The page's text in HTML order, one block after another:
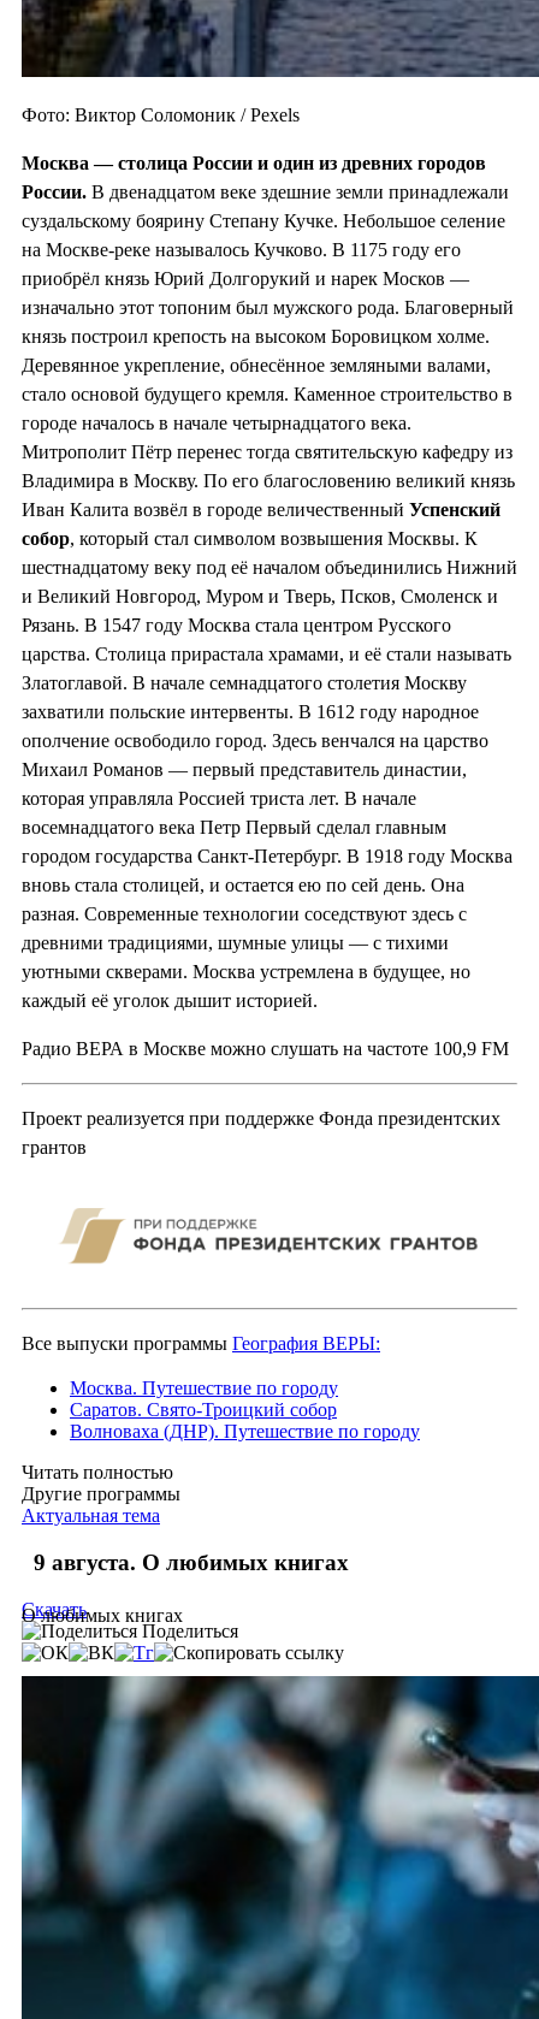
Фото: Виктор Соломоник / Pexels
Москва — столица России и один из древних городов
России. В двенадцатом веке здешние земли принадлежали
суздальскому боярину Степану Кучке. Небольшое селение
на Москве-реке называлось Кучково. В 1175 году его
приобрёл князь Юрий Долгорукий и нарек Москов —
изначально этот топоним был мужского рода. Благоверный
князь построил крепость на высоком Боровицком холме.
Деревянное укрепление, обнесённое земляными валами,
стало основой будущего кремля. Каменное строительство в
городе началось в начале четырнадцатого века.
Митрополит Пётр перенес тогда святительскую кафедру из
Владимира в Москву. По его благословению великий князь
Иван Калита возвёл в городе величественный Успенский
собор, который стал символом возвышения Москвы. К
шестнадцатому веку под её началом объединились Нижний
и Великий Новгород, Муром и Тверь, Псков, Смоленск и
Рязань. В 1547 году Москва стала центром Русского
царства. Столица прирастала храмами, и её стали называть
Златоглавой. В начале семнадцатого столетия Москву
захватили польские интервенты. В 1612 году народное
ополчение освободило город. Здесь венчался на царство
Михаил Романов — первый представитель династии,
которая управляла Россией триста лет. В начале
восемнадцатого века Петр Первый сделал главным
городом государства Санкт-Петербург. В 1918 году Москва
вновь стала столицей, и остается ею по сей день. Она
разная. Современные технологии соседствуют здесь с
древними традициями, шумные улицы — с тихими
уютными скверами. Москва устремлена в будущее, но
каждый её уголок дышит историей.
Радио ВЕРА в Москве можно слушать на частоте 100,9 FM
Проект реализуется при поддержке Фонда президентских
грантов
Все выпуски программы География ВЕРЫ:
Москва. Путешествие по городу
Саратов. Свято-Троицкий собор
Волноваха (ДНР). Путешествие по городу
Читать полностью
Другие программы
Актуальная тема
9 августа. О любимых книгах
О любимых книгах
Скачать
Поделиться